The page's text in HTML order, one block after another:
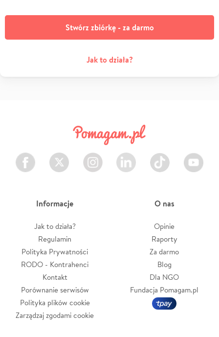
Stwórz zbiórkę - za darmo
Jak to działa?
Facebook Twitter Instagram LinkedIn TikTok Youtube
Informacje
Jak to działa?
Regulamin
Polityka Prywatności
RODO - Kontrahenci
Kontakt
Porównanie serwisów
Polityka plików cookie
Zarządzaj zgodami cookie
O nas
Opinie
Raporty
Za darmo
Blog
Dla NGO
Fundacja Pomagam.pl